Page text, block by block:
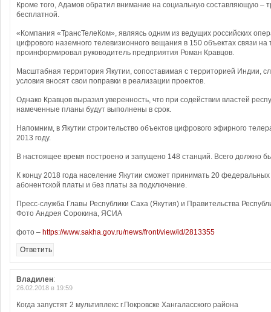
Кроме того, Адамов обратил внимание на социальную составляющую –
бесплатной.
«Компания «ТрансТелеКом», являясь одним из ведущих российских
цифрового наземного телевизионного вещания в 150 объектах связи на
проинформировал руководитель предприятия Роман Кравцов.
Масштабная территория Якутии, сопоставимая с территорией Индии,
условия вносят свои поправки в реализации проектов.
Однако Кравцов выразил уверенность, что при содействии властей
намеченные планы будут выполнены в срок.
Напомним, в Якутии строительство объектов цифрового эфирного
2013 году.
В настоящее время построено и запущено 148 станций. Всего должно
К концу 2018 года население Якутии сможет принимать 20
абонентской платы и без платы за подключение.
Пресс-служба Главы Республики Саха (Якутия) и Правительства
Фото Андрея Сорокина, ЯСИА
фото – https://www.sakha.gov.ru/news/front/view/id/2813355
Ответить
Владилен:
26.02.2018 в 19:59
Когда запустят 2 мультиплекс г.Покровске Хангаласского района